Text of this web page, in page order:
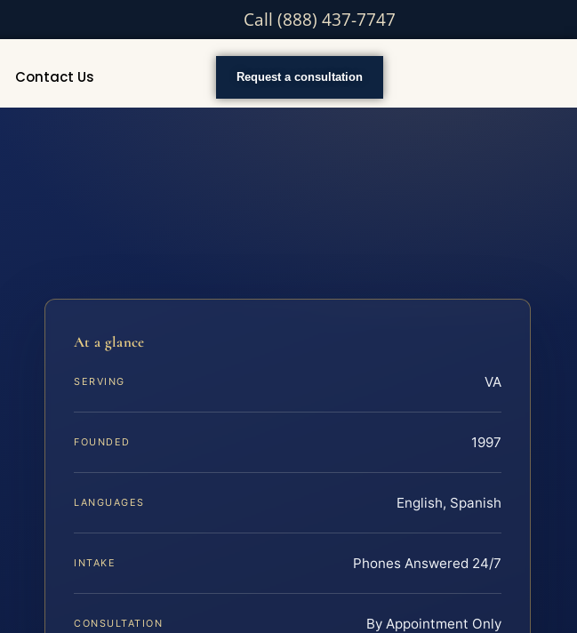
Call (888) 437-7747
Contact Us Request a consultation
At a glance
SERVING VA
FOUNDED 1997
LANGUAGES English, Spanish
INTAKE Phones Answered 24/7
CONSULTATION By Appointment Only